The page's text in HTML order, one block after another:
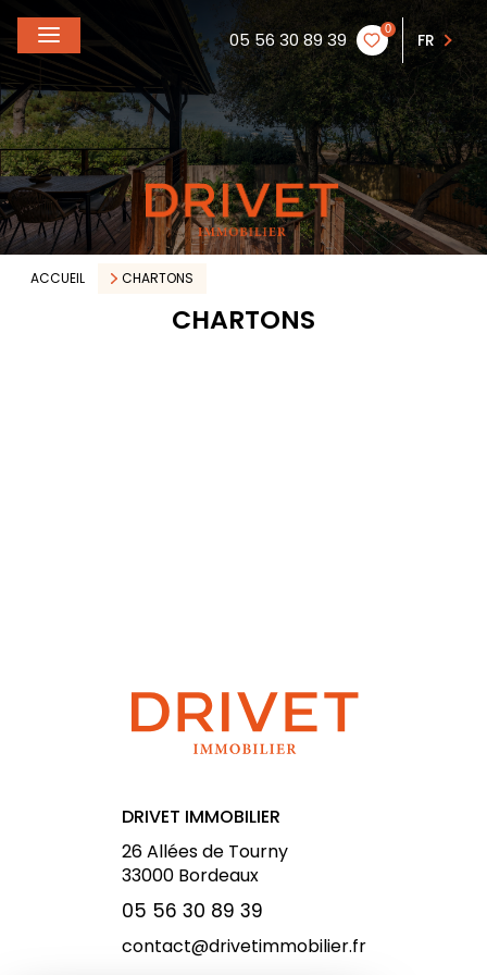
05 56 30 89 39 0
FR
ACCUEIL CHARTONS
CHARTONS
DRIVET IMMOBILIER
26 Allées de Tourny
33000 Bordeaux
05 56 30 89 39
contact@drivetimmobilier.fr